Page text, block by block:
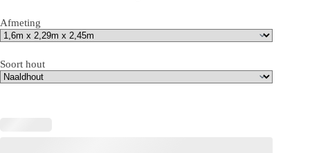
Afmeting
Soort hout